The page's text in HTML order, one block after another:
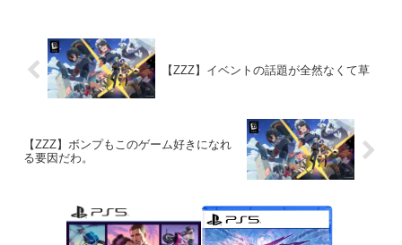
【ZZZ】イベントの話題が全然なくて草
【ZZZ】ボンプもこのゲーム好きになれ
る要因だわ。